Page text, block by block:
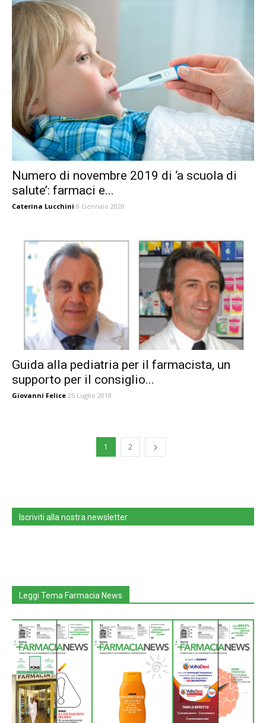
Numero di novembre 2019 di ‘a scuola di
salute’: farmaci e...
Caterina Lucchini 8 Gennaio 2020
Guida alla pediatria per il farmacista, un
supporto per il consiglio...
Giovanni Felice 25 Luglio 2018
1 2
Iscriviti alla nostra newsletter
Leggi Tema Farmacia News